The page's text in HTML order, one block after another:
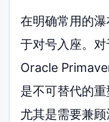
在明确常用的
于对号入座。
Oracle
是不可替代的
尤其是需要兼